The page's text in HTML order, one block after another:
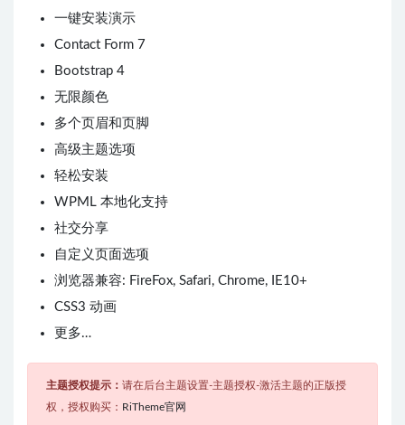
一键安装演示
Contact Form 7
Bootstrap 4
无限颜色
多个页眉和页脚
高级主题选项
轻松安装
WPML 本地化支持
社交分享
自定义页面选项
浏览器兼容: FireFox, Safari, Chrome, IE10+
CSS3 动画
更多…
主题授权提示： 请在后台主题设置-主题授权-激活主题的正版授
权，授权购买： RiTheme官网